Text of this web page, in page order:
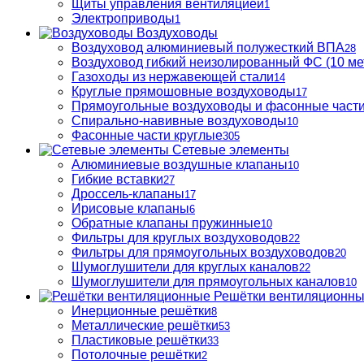
Щиты управления вентиляцией1
Электроприводы1
Воздуховоды
Воздуховод алюминиевый полужесткий ВПА28
Воздуховод гибкий неизолированный ФС (10
Газоходы из нержавеющей стали14
Круглые прямошовные воздуховоды17
Прямоугольные воздуховоды и фасонные части
Спирально-навивные воздуховоды10
Фасонные части круглые305
Сетевые элементы
Алюминиевые воздушные клапаны10
Гибкие вставки27
Дроссель-клапаны17
Ирисовые клапаны6
Обратные клапаны пружинные10
Фильтры для круглых воздуховодов22
Фильтры для прямоугольных воздуховодов20
Шумоглушители для круглых каналов22
Шумоглушители для прямоугольных каналов10
Решётки
Инерционные решётки8
Металлические решётки53
Пластиковые решётки33
Потолочные решётки2